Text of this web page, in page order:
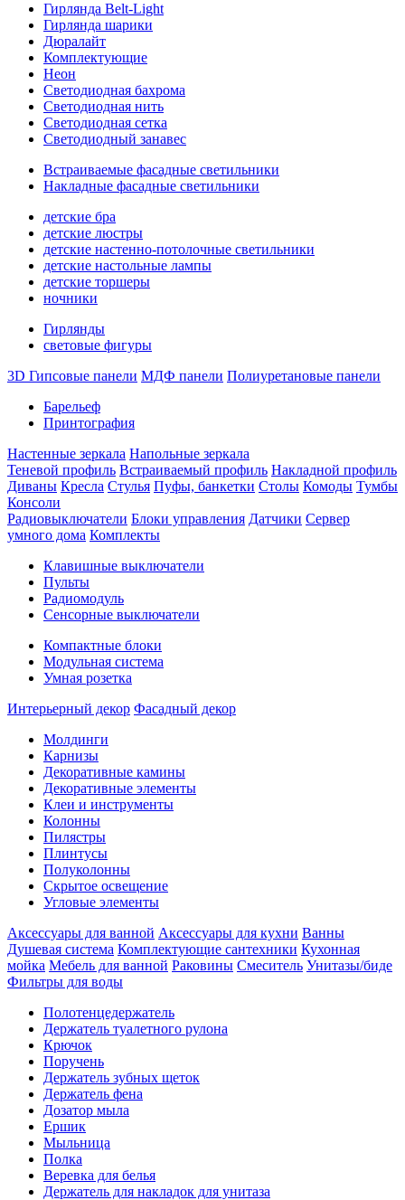
Гирлянда Belt-Light
Гирлянда шарики
Дюралайт
Комплектующие
Неон
Светодиодная бахрома
Светодиодная нить
Светодиодная сетка
Светодиодный занавес
Встраиваемые фасадные светильники
Накладные фасадные светильники
детские бра
детские люстры
детские настенно-потолочные светильники
детские настольные лампы
детские торшеры
ночники
Гирлянды
световые фигуры
3D Гипсовые панели МДФ панели Полиуретановые панели
Барельеф
Принтография
Настенные зеркала Напольные зеркала
Теневой профиль Встраиваемый профиль Накладной профиль
Диваны Кресла Стулья Пуфы, банкетки Столы Комоды Тумбы
Консоли
Радиовыключатели Блоки управления Датчики Сервер
умного дома Комплекты
Клавишные выключатели
Пульты
Радиомодуль
Сенсорные выключатели
Компактные блоки
Модульная система
Умная розетка
Интерьерный декор Фасадный декор
Молдинги
Карнизы
Декоративные камины
Декоративные элементы
Клеи и инструменты
Колонны
Пилястры
Плинтусы
Полуколонны
Скрытое освещение
Угловые элементы
Аксессуары для ванной Аксессуары для кухни Ванны
Душевая система Комплектующие сантехники Кухонная
мойка Мебель для ванной Раковины Смеситель Унитазы/биде
Фильтры для воды
Полотенцедержатель
Держатель туалетного рулона
Крючок
Поручень
Держатель зубных щеток
Держатель фена
Дозатор мыла
Eршик
Мыльница
Полка
Веревка для белья
Держатель для накладок для унитаза